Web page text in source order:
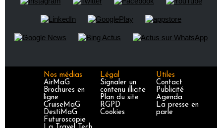
Nos médias
AirMaG
Brochures en
ligne
CruiseMaG
DestiMaG
Futuroscopie
Légal
Signaler un
contenu illicite
Plan du site
RGPD
Cookies
Utiles
Contact
Publicité
Agenda
La presse en
parle